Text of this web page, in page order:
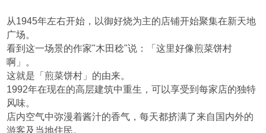
从1945年左右开始，以御好烧为主的店铺开始聚集在新天地
广场。
看到这一场景的作家"木田稔"说：「这里好像煎菜饼村
啊」。
这就是「煎菜饼村」的由来。
1992年在现在的高层建筑中重生，可以享受到每家店的独特
风味。
店内空气中弥漫着酱汁的香气，每天都挤满了来自国内外的
游客及当地住民。